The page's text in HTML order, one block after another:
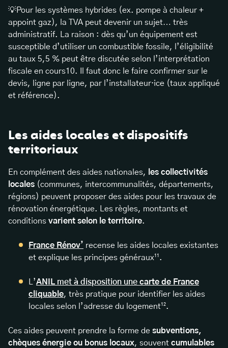
💡Pour les systèmes hybrides (ex. pompe à chaleur +
appoint gaz), la TVA peut devenir un sujet… très
administratif. La raison : dès qu’un équipement est
susceptible d’utiliser un combustible fossile, l’éligibilité
au taux 5,5 % peut être discutée selon l’interprétation
fiscale en cours10. Il faut donc le faire confirmer sur le
devis, ligne par ligne, par l’installateur·ice (taux appliqué
et référence).
Les aides locales et dispositifs
territoriaux
En complément des aides nationales,
les collectivités
locales (communes, intercommunalités, départements,
régions) peuvent proposer des aides pour les travaux de
rénovation énergétique. Les règles, montants et
conditions varient selon le territoire.
France Rénov’ recense les aides locales existantes
et explique les principes généraux¹¹.
L’ANIL met à disposition une carte de France
cliquable, très pratique pour identifier les aides
locales selon l’adresse du logement¹².
Ces aides peuvent prendre la forme de subventions,
chèques énergie ou bonus locaux, souvent cumulables